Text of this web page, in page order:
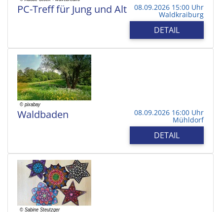
PC-Treff für Jung und Alt 08.09.2026 15:00 Uhr
Waldkraiburg
DETAIL
Waldbaden 08.09.2026 16:00 Uhr
Mühldorf
DETAIL